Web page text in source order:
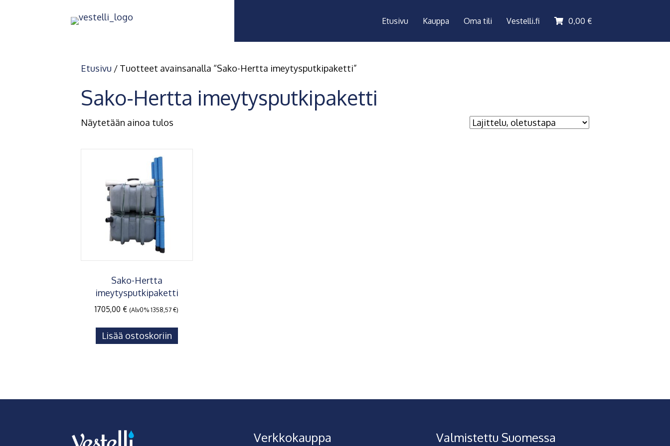
Etusivu Kauppa Oma tili Vestelli.fi 0,00 €
Etusivu / Tuotteet avainsanalla “Sako-Hertta imeytysputkipaketti”
Sako-Hertta imeytysputkipaketti
Näytetään ainoa tulos
Sako-Hertta
imeytysputkipaketti
1705,00 € (Alv0%1358,57€)
Lisää ostoskoriin
Verkkokauppa Valmistettu Suomessa